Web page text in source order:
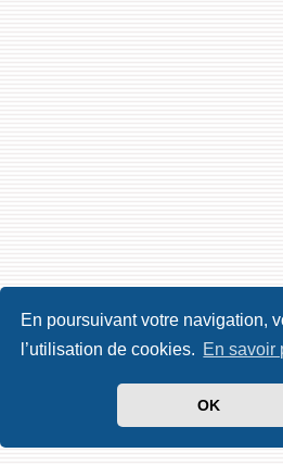
En poursuivant votre navigation,
l’utilisation de cookies. En savoir
OK